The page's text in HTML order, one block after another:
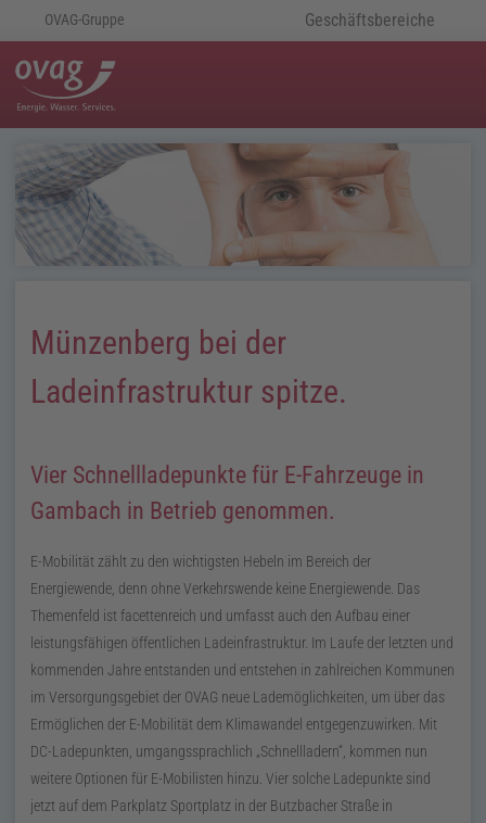
OVAG-Gruppe Geschäftsbereiche
Münzenberg bei der
Ladeinfrastruktur spitze.
Vier Schnellladepunkte für E-Fahrzeuge in
Gambach in Betrieb genommen.
E-Mobilität zählt zu den wichtigsten Hebeln im Bereich der
Energiewende, denn ohne Verkehrswende keine Energiewende. Das
Themenfeld ist facettenreich und umfasst auch den Aufbau einer
leistungsfähigen öffentlichen Ladeinfrastruktur. Im Laufe der letzten und
kommenden Jahre entstanden und entstehen in zahlreichen Kommunen
im Versorgungsgebiet der OVAG neue Lademöglichkeiten, um über das
Ermöglichen der E-Mobilität dem Klimawandel entgegenzuwirken. Mit
DC-Ladepunkten, umgangssprachlich „Schnellladern“, kommen nun
weitere Optionen für E-Mobilisten hinzu. Vier solche Ladepunkte sind
jetzt auf dem Parkplatz Sportplatz in der Butzbacher Straße in